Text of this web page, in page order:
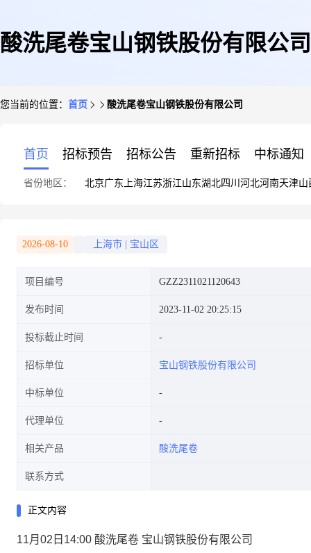
酸洗尾卷宝山钢铁股份有限公司
您当前的位置： 首页 酸洗尾卷宝山钢铁股份有限公司
首页 招标预告 招标公告 重新招标 中标通知
省份地区： 北京广东 上海江苏浙江山东湖北四川 河北河南天津山
2026-08-10 上海市 宝山区
项目编号 GZZ2311021120643
发布时间 2023-11-02 20:25:15
投标截止时间
招标单位 宝山钢铁股份有限公司
中标单位
代理单位
相关产品 酸洗尾卷
联系方式
正文内容
11月02日14:00 酸洗尾卷 宝山钢铁股份有限公司